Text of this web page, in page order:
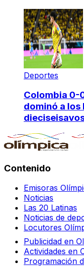
Deportes
Colombia 0-
dominó a los
Contenido
Emisoras
Noticias
Las 20 Latinas
Noticias de
Locutores
Publicidad en
Actividades en
Programación